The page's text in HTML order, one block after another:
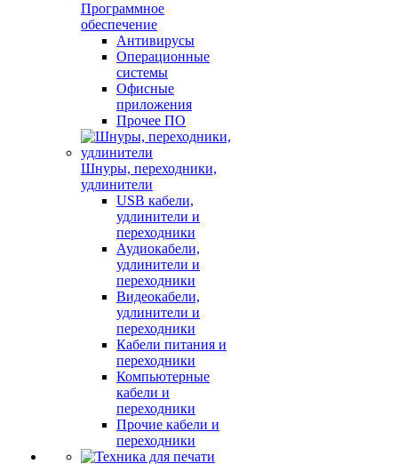
Программное
обеспечение
Антивирусы
Операционные
системы
Офисные
приложения
Прочее ПО
Шнуры, переходники,
удлинители
USB кабели,
удлинители и
переходники
Аудиокабели,
удлинители и
переходники
Видеокабели,
удлинители и
переходники
Кабели питания и
переходники
Компьютерные
кабели и
переходники
Прочие кабели и
переходники